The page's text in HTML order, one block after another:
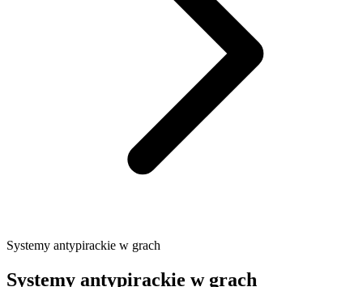
Systemy antypirackie w grach
Systemy antypirackie w grach